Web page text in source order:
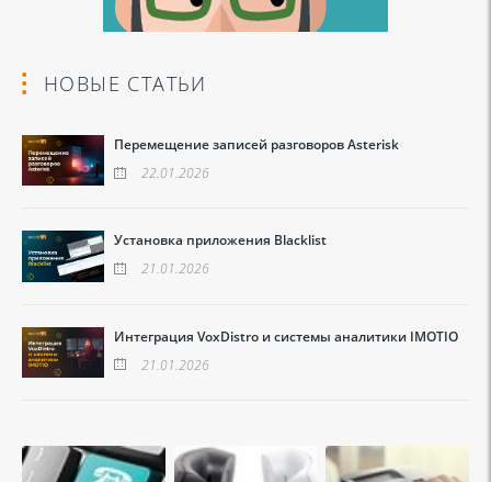
НОВЫЕ СТАТЬИ
Перемещение записей разговоров Asterisk
22.01.2026
Установка приложения Blacklist
21.01.2026
Интеграция VoxDistro и системы аналитики IMOTIO
21.01.2026